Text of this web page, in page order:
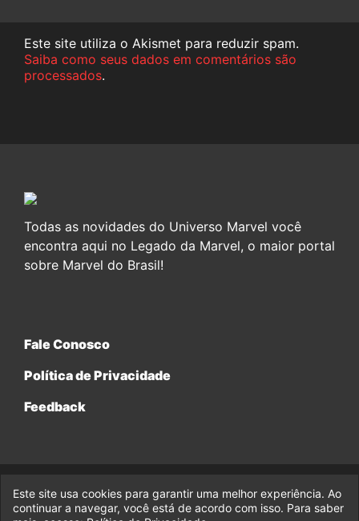
Este site utiliza o Akismet para reduzir spam.
Saiba como seus dados em comentários são
processados.
Todas as novidades do Universo Marvel você
encontra aqui no Legado da Marvel, o maior portal
sobre Marvel do Brasil!
Fale Conosco
Política de Privacidade
Feedback
© 2017-2026 Legado da Marvel, uma empresa da Legado
Enterprises.
Este site usa cookies para garantir uma melhor experiência. Ao
continuar a navegar, você está de acordo com isso. Para saber